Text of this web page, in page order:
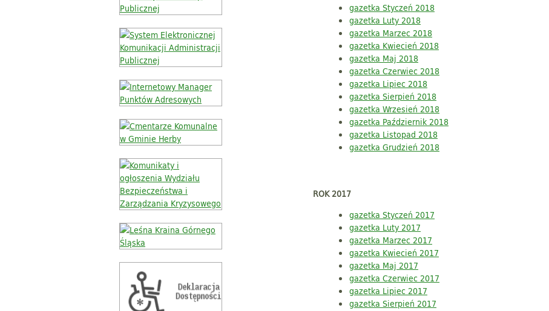
gazetka Styczeń 2018
gazetka Luty 2018
gazetka Marzec 2018
gazetka Kwiecień 2018
gazetka Maj 2018
gazetka Czerwiec 2018
gazetka Lipiec 2018
gazetka Sierpień 2018
gazetka Wrzesień 2018
gazetka Październik 2018
gazetka Listopad 2018
gazetka Grudzień 2018
ROK 2017
gazetka Styczeń 2017
gazetka Luty 2017
gazetka Marzec 2017
gazetka Kwiecień 2017
gazetka Maj 2017
gazetka Czerwiec 2017
gazetka Lipiec 2017
gazetka Sierpień 2017